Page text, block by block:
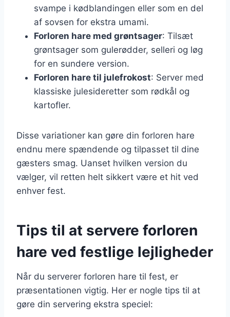
svampe i kødblandingen eller som en del
af sovsen for ekstra umami.
Forloren hare med grøntsager: Tilsæt
grøntsager som gulerødder, selleri og løg
for en sundere version.
Forloren hare til julefrokost: Server med
klassiske julesideretter som rødkål og
kartofler.
Disse variationer kan gøre din forloren hare
endnu mere spændende og tilpasset til dine
gæsters smag. Uanset hvilken version du
vælger, vil retten helt sikkert være et hit ved
enhver fest.
Tips til at servere forloren
hare ved festlige lejligheder
Når du serverer forloren hare til fest, er
præsentationen vigtig. Her er nogle tips til at
gøre din servering ekstra speciel: